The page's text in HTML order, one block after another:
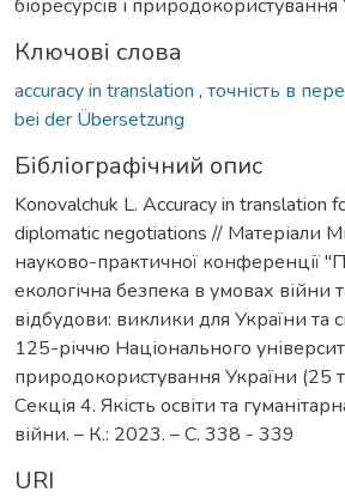
біоресурсів і природокористування
Ключові слова
accuracy in translation , точність в
bei der Übersetzung
Бібліографічний опис
Konovalchuk L. Accuracy in translation
diplomatic negotiations // Матеріали
науково-практичної конференції
екологічна безпека в умовах війни
відбудови: виклики для України та
125-річчю Національного
природокористування України (25
Секція 4. Якість освіти та
війни. – К.: 2023. – С. 338 - 339
URI